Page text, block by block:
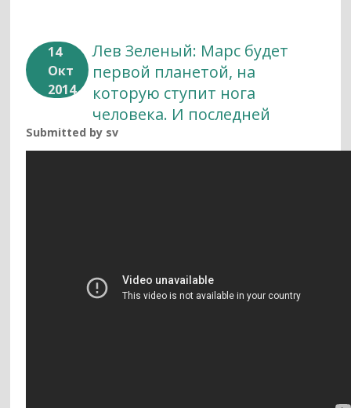
14
Окт
2014
Лев Зеленый: Марс будет
первой планетой, на
которую ступит нога
человека. И последней
Submitted by sv